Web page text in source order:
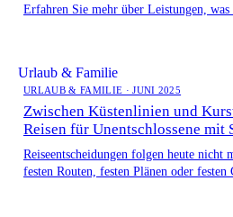
Erfahren Sie mehr über Leistungen,
Urlaub & Familie
URLAUB & FAMILIE · JUNI 2025
Zwischen Küstenlinien und
Reisen für Unentschlossene mit
Reiseentscheidungen folgen heute nicht
festen Routen, festen Plänen oder festen